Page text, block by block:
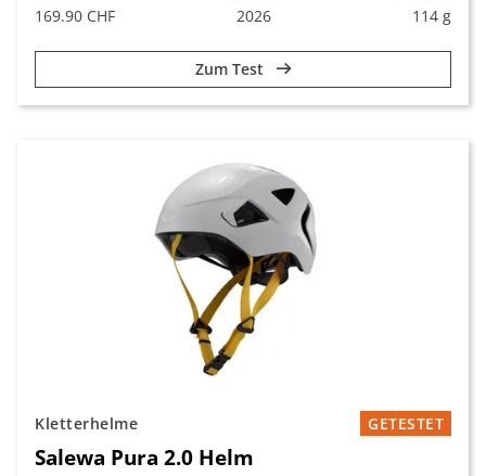
169.90 CHF
2026
114 g
Zum Test
Kletterhelme GETESTET
Salewa Pura 2.0 Helm